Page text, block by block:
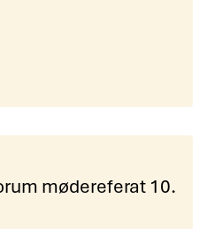
mødereferat 10.